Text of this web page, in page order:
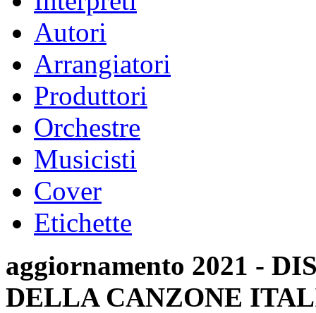
Autori
Arrangiatori
Produttori
Orchestre
Musicisti
Cover
Etichette
aggiornamento 2021 -
DELLA CANZONE